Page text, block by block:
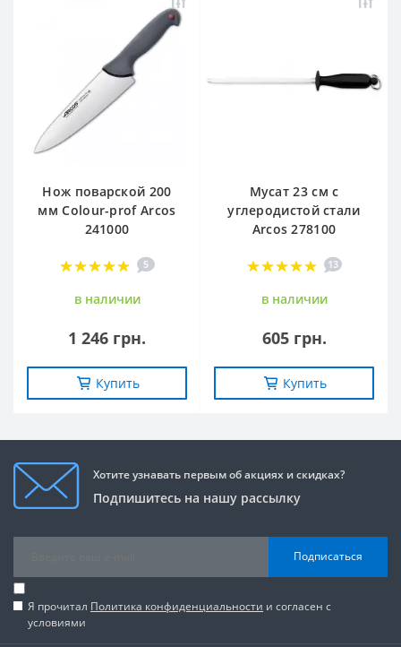
Нож поварской 200
мм Сolour-prof Arcos
241000
5
в наличии
1 246 грн.
Купить
Мусат 23 см с
углеродистой стали
Arcos 278100
13
в наличии
605 грн.
Купить
Хотите узнавать первым об акциях и скидках?
Подпишитесь на нашу рассылку
Подписаться
Я прочитал Политика конфиденциальности и согласен с
условиями